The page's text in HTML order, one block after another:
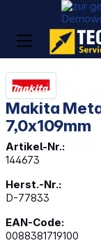
Makita
7,0x109mm
Artikel-Nr.:
144673
Herst.-Nr.:
D-77833
EAN-Code:
0088381719100